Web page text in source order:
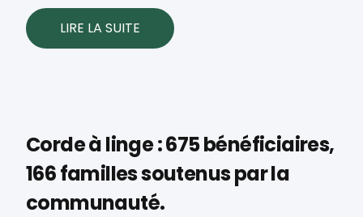
LIRE LA SUITE
Corde à linge : 675 bénéficiaires,
166 familles soutenus par la
communauté.